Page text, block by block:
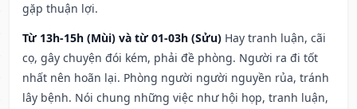
gặp thuận lợi.
Từ 13h-15h (Mùi) và từ 01-03h (Sửu) Hay tranh luận, cãi
cọ, gây chuyện đói kém, phải đề phòng. Người ra đi tốt
nhất nên hoãn lại. Phòng người người nguyền rủa, tránh
lây bệnh. Nói chung những việc như hội họp, tranh luận,